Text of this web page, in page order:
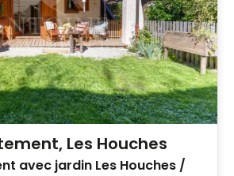
Les Houches
avec jardin Les Houches /